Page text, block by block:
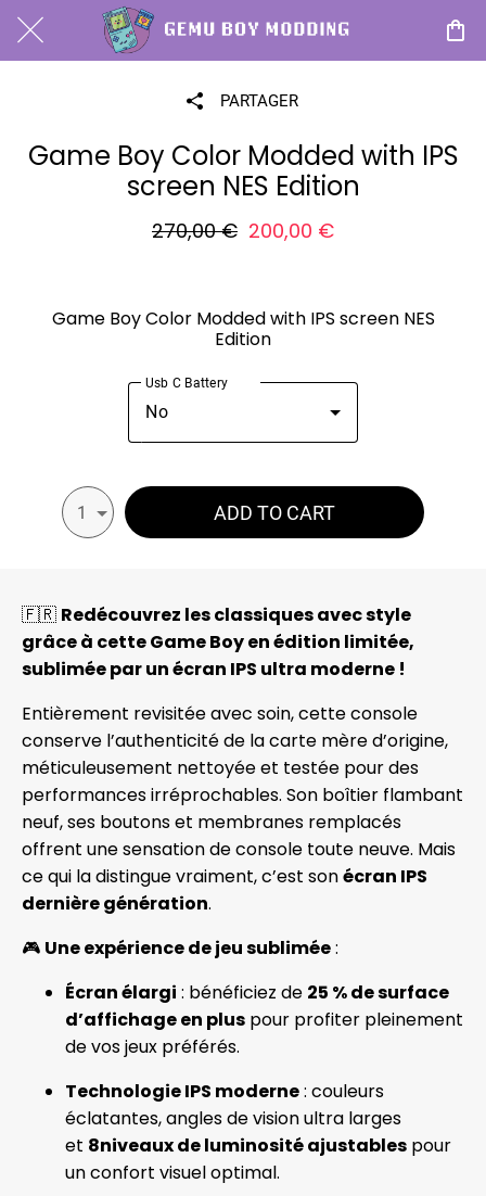
PARTAGER
Game Boy Color Modded with IPS
screen NES Edition
270,00 € 200,00 €
Game Boy Color Modded with IPS screen NES
Edition
Usb C Battery
No
1 ADD TO CART
🇫🇷 Redécouvrez les classiques avec style
grâce à cette Game Boy en édition limitée,
sublimée par un écran IPS ultra moderne !
Entièrement revisitée avec soin, cette console
conserve l’authenticité de la carte mère d’origine,
méticuleusement nettoyée et testée pour des
performances irréprochables. Son boîtier flambant
neuf, ses boutons et membranes remplacés
offrent une sensation de console toute neuve. Mais
ce qui la distingue vraiment, c’est sonécran IPS
dernière génération.
🎮 Une expérience de jeu sublimée:
Écran élargi : bénéficiez de 25 % de surface
d’affichage en plus pour profiter pleinement
de vos jeux préférés.
Technologie IPS moderne: couleurs
éclatantes, angles de vision ultra larges
et 8niveaux de luminosité ajustables pour
un confort visuel optimal.